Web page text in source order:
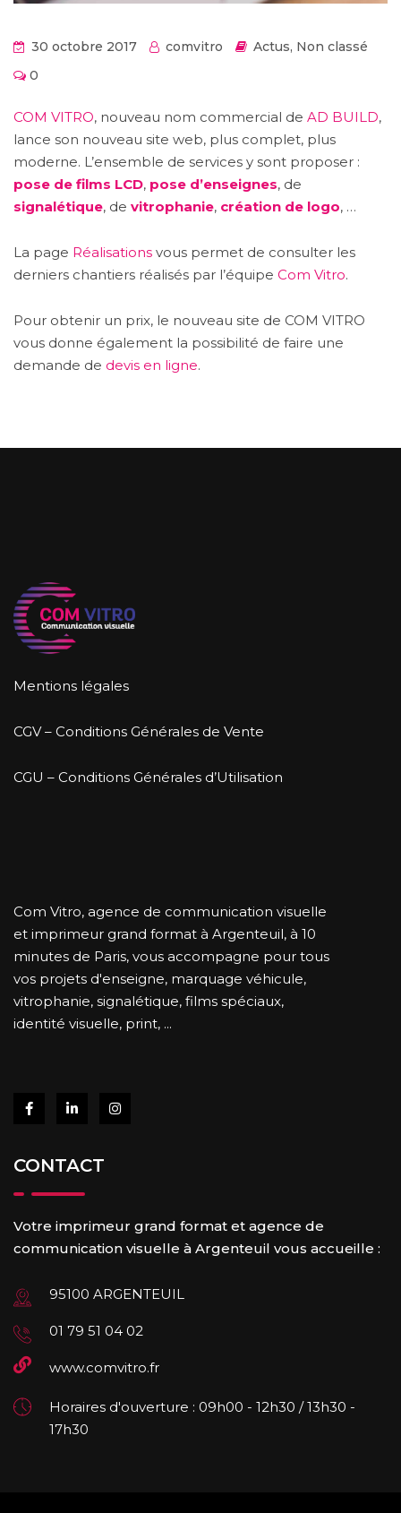
30 octobre 2017 comvitro Actus, Non classé
0
COM VITRO, nouveau nom commercial de AD BUILD,
lance son nouveau site web, plus complet, plus
moderne. L’ensemble de services y sont proposer :
pose de films LCD, pose d’enseignes, de
signalétique, de vitrophanie, création de logo, …
La page Réalisations vous permet de consulter les
derniers chantiers réalisés par l’équipe Com Vitro.
Pour obtenir un prix, le nouveau site de COM VITRO
vous donne également la possibilité de faire une
demande de devis en ligne.
Mentions légales
CGV – Conditions Générales de Vente
CGU – Conditions Générales d’Utilisation
Com Vitro, agence de communication visuelle
et imprimeur grand format à Argenteuil, à 10
minutes de Paris, vous accompagne pour tous
vos projets d'enseigne, marquage véhicule,
vitrophanie, signalétique, films spéciaux,
identité visuelle, print, ...
CONTACT
Votre imprimeur grand format et agence de
communication visuelle à Argenteuil vous accueille :
95100 ARGENTEUIL
01 79 51 04 02
www.comvitro.fr
Horaires d'ouverture : 09h00 - 12h30 / 13h30 -
17h30